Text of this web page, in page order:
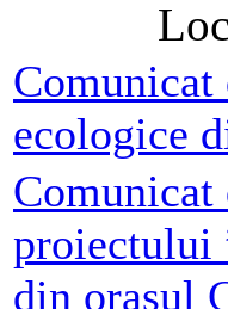
Comunicat
ecologice
Comunicat
proiectului
din orașul